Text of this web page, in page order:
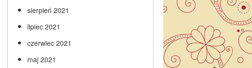
sierpień 2021
lipiec 2021
czerwiec 2021
maj 2021